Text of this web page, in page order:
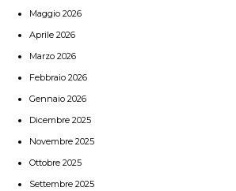
Maggio 2026
Aprile 2026
Marzo 2026
Febbraio 2026
Gennaio 2026
Dicembre 2025
Novembre 2025
Ottobre 2025
Settembre 2025